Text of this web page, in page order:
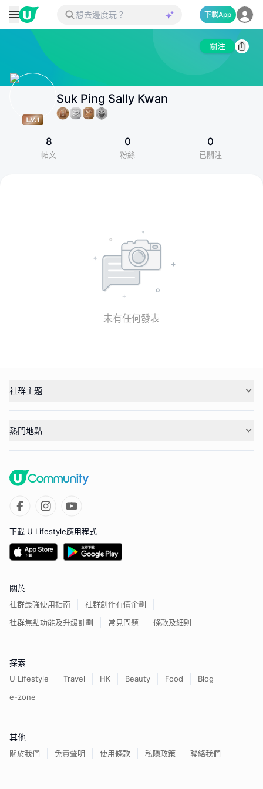
下載App
關注
Suk Ping Sally Kwan
8
帖文
0
粉絲
0
已關注
未有任何發表
社群主題
熱門地點
下載 U Lifestyle應用程式
關於
社群最強使用指南
社群創作有價企劃
社群焦點功能及升級計劃
常見問題 條款及細則
探索
U Lifestyle Travel HK Beauty Food
Blog
e-zone
其他
關於我們 免責聲明 使用條款 私隱政策 聯絡我們